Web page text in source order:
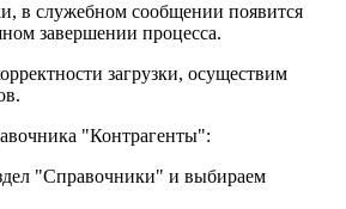
в служебном сообщении появится
завершении процесса.
загрузки, осуществим
"Контрагенты":
"Справочники" и выбираем